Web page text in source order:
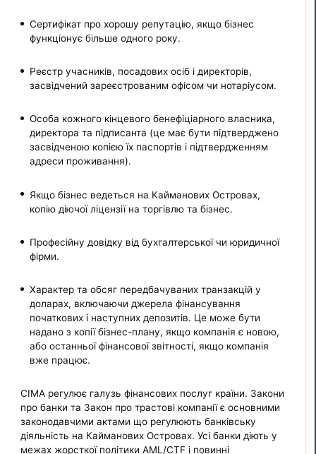
Сертифікат про хорошу репутацію, якщо бізнес
функціонує більше одного року.
Реєстр учасників, посадових осіб і директорів,
засвідчений зареєстрованим офісом чи нотаріусом.
Особа кожного кінцевого бенефіціарного власника,
директора та підписанта (це має бути підтверджено
засвідченою копією їх паспортів і підтвердженням
адреси проживання).
Якщо бізнес ведеться на Кайманових Островах,
копію діючої ліцензії на торгівлю та бізнес.
Професійну довідку від бухгалтерської чи юридичної
фірми.
Характер та обсяг передбачуваних транзакцій у
доларах, включаючи джерела фінансування
початкових і наступних депозитів. Це може бути
надано з копії бізнес-плану, якщо компанія є новою,
або останньої фінансової звітності, якщо компанія
вже працює.
CIMA регулює галузь фінансових послуг країни. Закони
про банки та Закон про трастові компанії є основними
законодавчими актами що регулюють банківську
діяльність на Кайманових Островах. Усі банки діють у
межах жорсткої політики AML/CTF і повинні